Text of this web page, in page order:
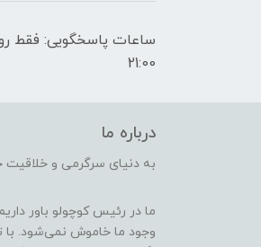
21:00
درباره ما
به دنیای سرگرمی و
ما در رئیس کوچولو باور
وجود ما خاموش نمی‌شود. با